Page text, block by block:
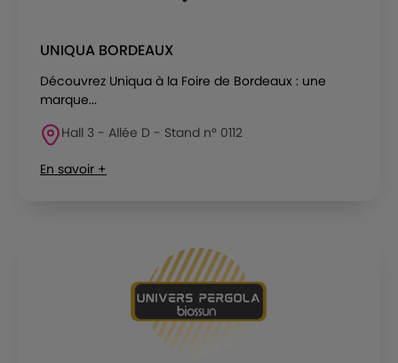
UNIQUA BORDEAUX
Découvrez Uniqua à la Foire de Bordeaux : une
marque...
Hall 3 - Allée D - Stand n° 0112
En savoir +